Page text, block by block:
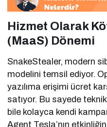
Hizmet Olarak
(MaaS) Dönemi
SnakeStealer, modern
modelini temsil ediyor.
yazılıma erişimi ücret
satıyor. Bu sayede teknik
bile kolayca kendi
Agent Tesla’nın